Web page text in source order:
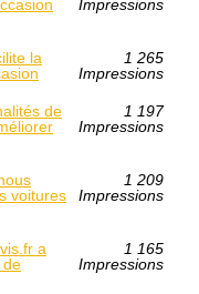
Impressions
la
1 265
Impressions
de
1 197
Impressions
voitures
1 209
Impressions
a
de
1 165
Impressions